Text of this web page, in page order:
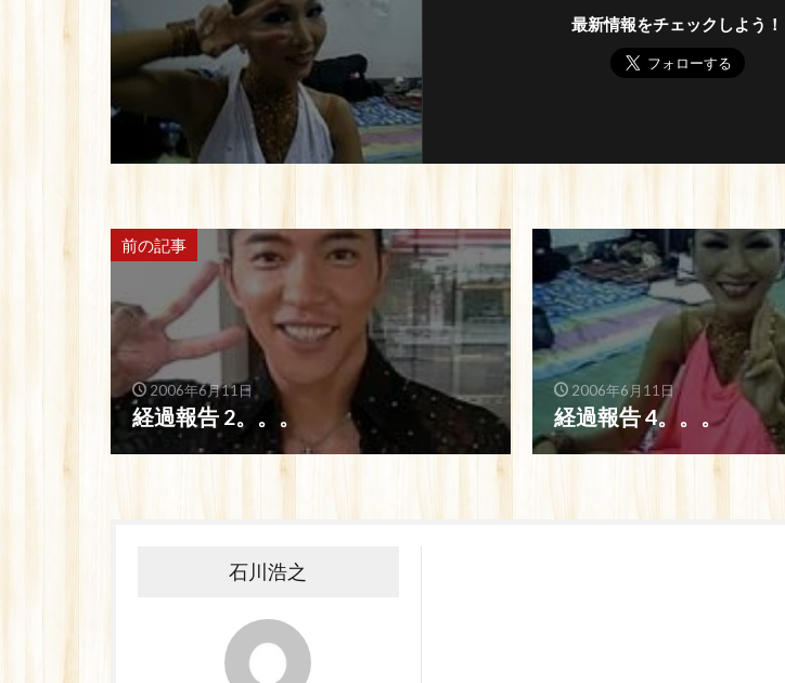
最新情報をチェックしよう！
前の記事
2006年6月11日
経過報告 2。。。
2006年6月11日
経過報告 4。。。
石川浩之